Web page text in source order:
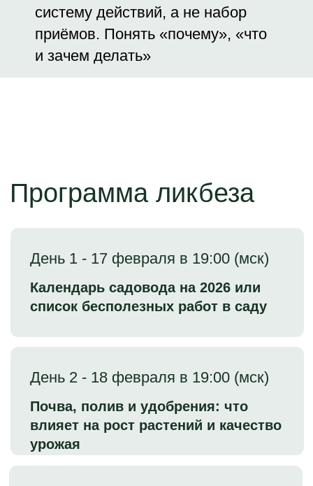
систему действий, а не набор
приёмов. Понять «почему», «что
и зачем делать»
Политика конфиденциальности
ИП Д.В. Звонка
ИНН: 773504397308
ОГРН: 321774600146795
1454, кв.45
© 2019-2026, Умный садовник
Школа арбористики и разумного